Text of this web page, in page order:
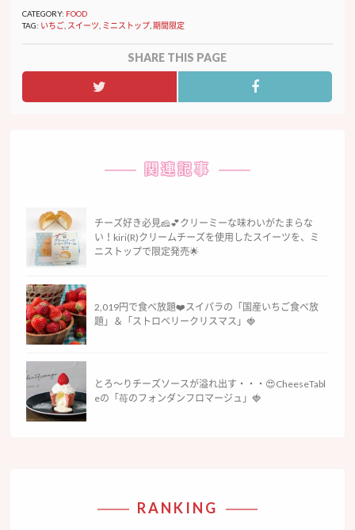
CATEGORY: FOOD
TAG: いちご スイーツ ミニストップ ,期間限定
SHARE THIS PAGE
関連記事
チーズ好き必見🧀💕クリーミーな味わいがたまらな
い！kiri(R)クリームチーズを使用したスイーツを、ミ
ニストップで限定発売🌟
2,019円で食べ放題❤️スイパラの「国産いちご食べ放
題」＆「ストロベリークリスマス」🍓
とろ〜りチーズソースが溢れ出す・・・😍CheeseTabl
eの「苺のフォンダンフロマージュ」🍓
RANKING